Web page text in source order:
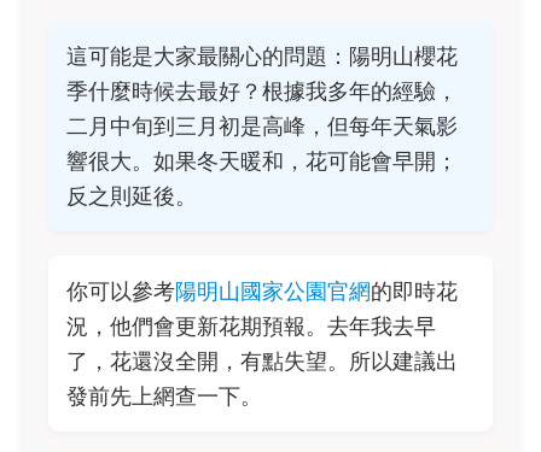
這可能是大家最關心的問題：陽明山櫻花
季什麼時候去最好？根據我多年的經驗，
二月中旬到三月初是高峰，但每年天氣影
響很大。如果冬天暖和，花可能會早開；
反之則延後。
你可以參考陽明山國家公園官網的即時花
況，他們會更新花期預報。去年我去早
了，花還沒全開，有點失望。所以建議出
發前先上網查一下。